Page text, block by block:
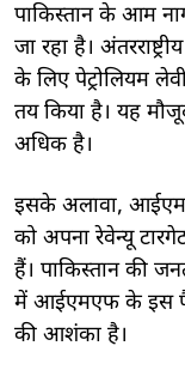
पाकिस्तान के आम
जा रहा है।
के लिए पेट्रोलियम
तय किया है। यह
अधिक है।
इसके अलावा,
को अपना रेवेन्यू
हैं। पाकिस्तान की
में आईएमएफ के इस
की आशंका है।